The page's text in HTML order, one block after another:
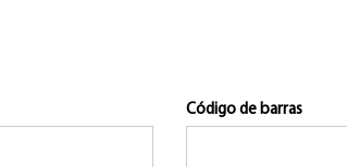
Código de barras